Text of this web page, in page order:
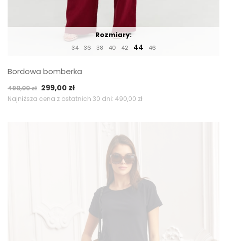
Rozmiary:
34 36 38 40 42 44 46
Bordowa bomberka
490,00zł Pierwotna
cena
299,00 złAktualna
cena
Najniższa cena z ostatnich 30 dni: 490,00 zł